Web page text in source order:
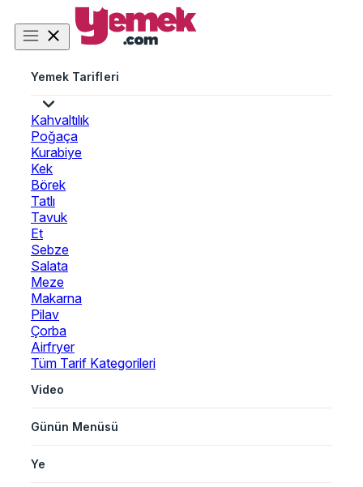
Yemek Tarifleri
Kahvaltılık
Poğaça
Kurabiye
Kek
Börek
Tatlı
Tavuk
Et
Sebze
Salata
Meze
Makarna
Pilav
Çorba
Airfryer
Tüm Tarif Kategorileri
Video
Günün Menüsü
Ye